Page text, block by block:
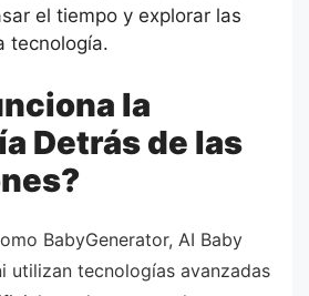
el tiempo y explorar las
tecnología.
la
Detrás de las
BabyGenerator, AI Baby
utilizan tecnologías avanzadas